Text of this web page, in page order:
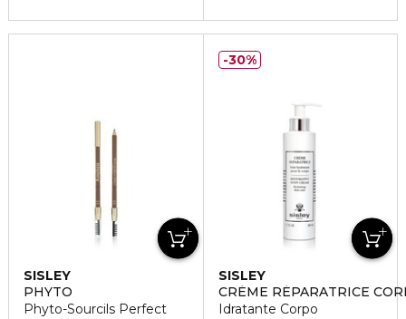
SISLEY
PHYTO
Phyto-Sourcils Perfect
SISLEY
CRÈME RÉPARATRICE
Idratante Corpo
30%